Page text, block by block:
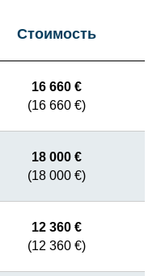
Стоимость
16 660 €
(16 660 €)
18 000 €
(18 000 €)
12 360 €
(12 360 €)